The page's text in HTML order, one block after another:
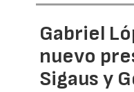
Gabriel
nuevo
Sigaus y